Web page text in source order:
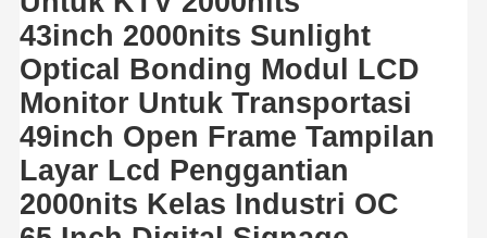
Tanda Digital Tahan Air
Poster Digital Luar Ruang
Membentang Panel LCD
43inch 2000nits Sunlight
Optical Bonding Modul LCD
Monitor Untuk Transportasi
49inch Open Frame Tampilan
Layar Lcd Penggantian
2000nits Kelas Industri OC